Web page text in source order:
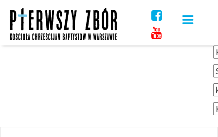
content